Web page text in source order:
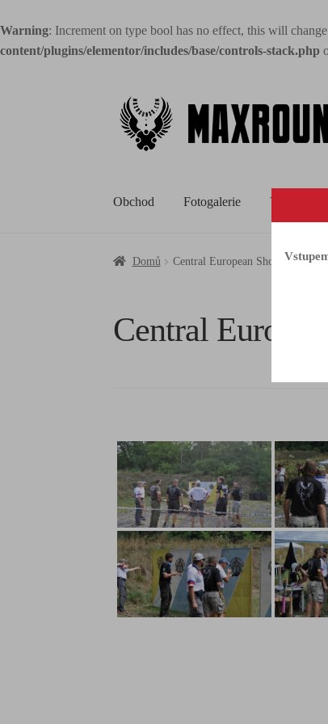
Warning: Increment on type bool has no effect, this will
content/plugins/elementor/includes/base/controls-stack.php
Obchod Fotogalerie Videa
Domů Central European Shotgun Open
Central